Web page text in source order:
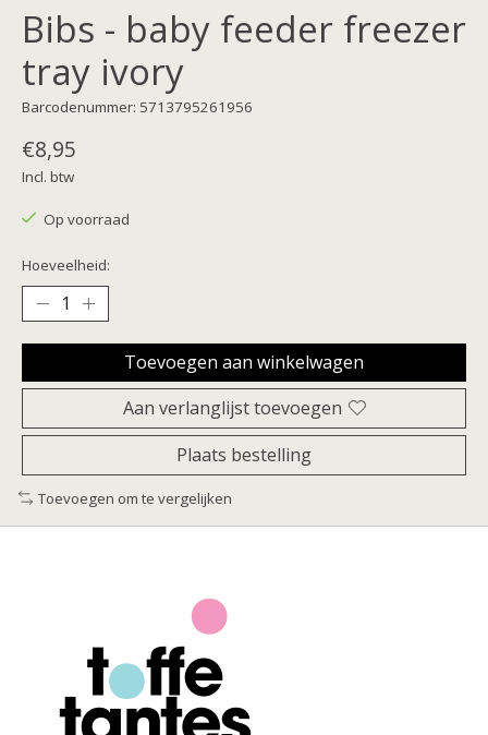
Bibs - baby feeder freezer
tray ivory
Barcodenummer: 5713795261956
€8,95
Incl. btw
Op voorraad
Hoeveelheid:
Toevoegen aan winkelwagen
Aan verlanglijst toevoegen
Plaats bestelling
Toevoegen om te vergelijken